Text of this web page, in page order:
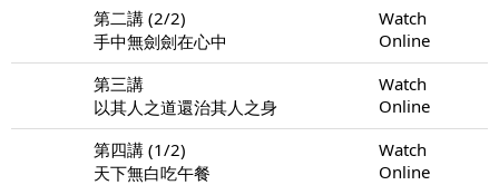
第二講 (2/2)
手中無劍劍在心中
Watch
Online
第三講
以其人之道還治其人之身
Watch
Online
第四講 (1/2)
天下無白吃午餐
Watch
Online